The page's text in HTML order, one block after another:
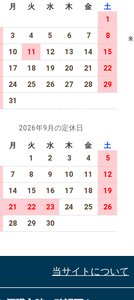
月 火 水 木 金
土
1
3 4 5 6 7
8
10 11 12 13 14
15
17 18 19 20 21
22
24 25 26 27 28
29
31
2026年9月の定休日
月 火 水 木 金
土
1
2 3 4
5
7 8 9 10 11
12
14 15 16 17 18
19
21 22 23 24 25
26
28 29 30
当サイトについて